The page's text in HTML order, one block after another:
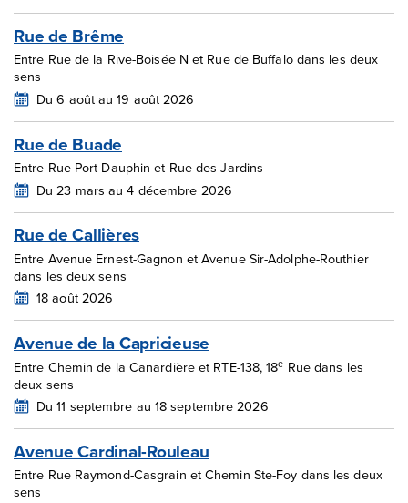
Rue de Brême
Entre Rue de la Rive-Boisée N et Rue de Buffalo dans les deux
sens
Du 6 août au 19 août 2026
Rue de Buade
Entre Rue Port-Dauphin et Rue des Jardins
Du 23 mars au 4 décembre 2026
Rue de Callières
Entre Avenue Ernest-Gagnon et Avenue Sir-Adolphe-Routhier
dans les deux sens
18 août 2026
Avenue de la Capricieuse
Entre Chemin de la Canardière et RTE-138, 18e Rue dans les
deux sens
Du 11 septembre au 18 septembre 2026
Avenue Cardinal-Rouleau
Entre Rue Raymond-Casgrain et Chemin Ste-Foy dans les deux
sens